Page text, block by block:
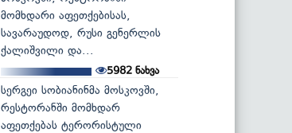
მომხდარი აფეთქებისას,
სავარაუდოდ, რუსი გენერლის
ქალიშვილი და...
5982 ნახვა
სერგეი სობიანინმა მოსკოვში,
რესტორანში მომხდარ
აფეთქებას ტერორისტული